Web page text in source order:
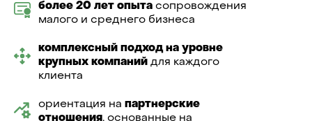
более 20 лет опыта сопровождения
малого и среднего бизнеса
комплексный подход на уровне
крупных компаний для каждого
клиента
ориентация на партнерские
отношения, основанные на